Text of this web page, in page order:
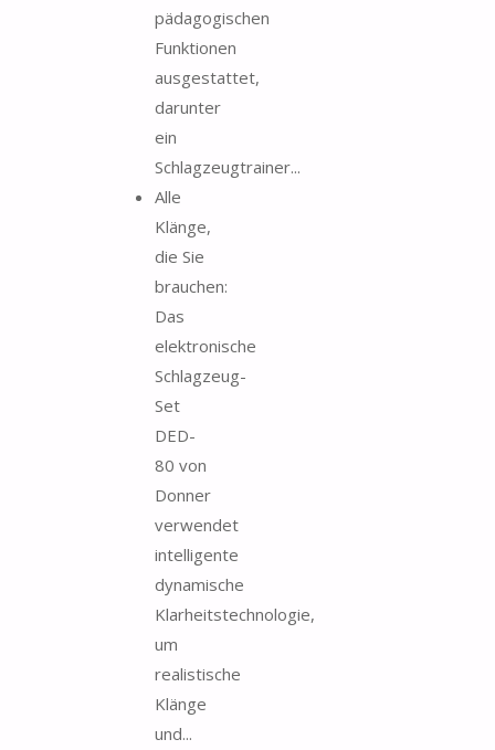
pädagogischen
Funktionen
ausgestattet,
darunter
ein
Schlagzeugtrainer...
Alle
Klänge,
die Sie
brauchen:
Das
elektronische
Schlagzeug-
Set
DED-
80 von
Donner
verwendet
intelligente
dynamische
Klarheitstechnologie,
um
realistische
Klänge
und...